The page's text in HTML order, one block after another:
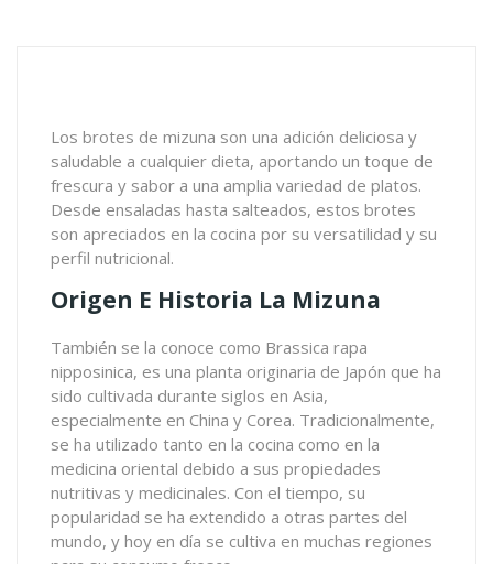
Los brotes de mizuna son una adición deliciosa y
saludable a cualquier dieta, aportando un toque de
frescura y sabor a una amplia variedad de platos.
Desde ensaladas hasta salteados, estos brotes
son apreciados en la cocina por su versatilidad y su
perfil nutricional.
Origen E Historia La Mizuna
También se la conoce como Brassica rapa
nipposinica, es una planta originaria de Japón que ha
sido cultivada durante siglos en Asia,
especialmente en China y Corea. Tradicionalmente,
se ha utilizado tanto en la cocina como en la
medicina oriental debido a sus propiedades
nutritivas y medicinales. Con el tiempo, su
popularidad se ha extendido a otras partes del
mundo, y hoy en día se cultiva en muchas regiones